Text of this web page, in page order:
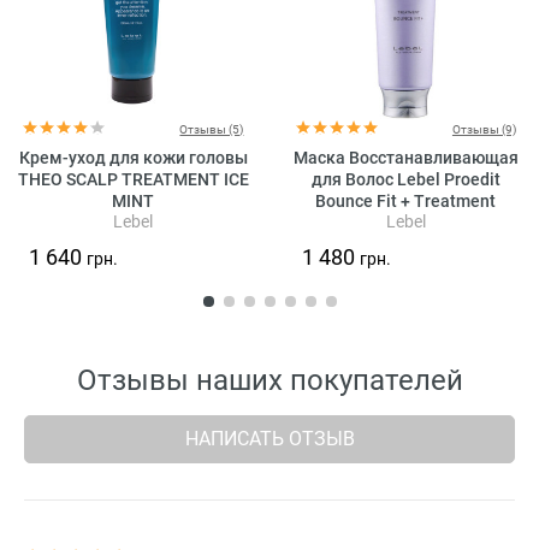
Отзывы (5)
Крем-уход для кожи головы
THEO SCALP TREATMENT ICE
MINT
Lebel
1 640 грн.
Отзывы (9)
Маска Восстанавливающая
для Волос Lebel Proedit
Bounce Fit + Treatment
Lebel
1 480 грн.
Отзывы наших покупателей
НАПИСАТЬ ОТЗЫВ